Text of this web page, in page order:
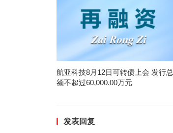
航亚科技8月12日可转债上会 发行总
额不超过60,000.00万元
发表回复